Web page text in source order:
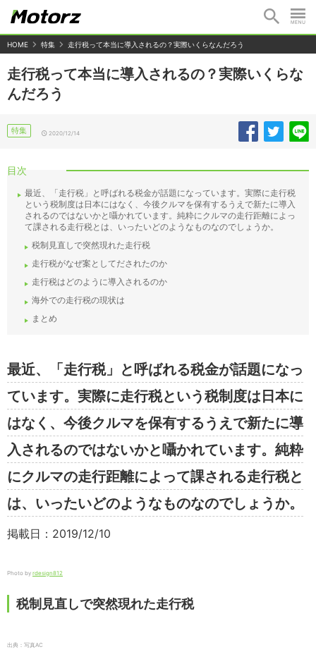
HOME 特集 走行税って本当に導入されるの？実際いくらなんだろう
走行税って本当に導入されるの？実際いくらな
んだろう
特集 2020/12/14
目次
最近、「走行税」と呼ばれる税金が話題になっています。実際に走行税
という税制度は日本にはなく、今後クルマを保有するうえで新たに導入
されるのではないかと囁かれています。純粋にクルマの走行距離によっ
て課される走行税とは、いったいどのようなものなのでしょうか。
税制見直しで突然現れた走行税
走行税がなぜ案としてだされたのか
走行税はどのように導入されるのか
海外での走行税の現状は
まとめ
最近、「走行税」と呼ばれる税金が話題になっ
ています。実際に走行税という税制度は日本に
はなく、今後クルマを保有するうえで新たに導
入されるのではないかと囁かれています。純粋
にクルマの走行距離によって課される走行税と
は、いったいどのようなものなのでしょうか。
掲載日：2019/12/10
Photo by rdesign812
税制見直しで突然現れた走行税
出典：写真AC